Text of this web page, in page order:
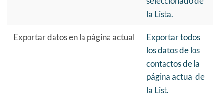
la Lista.
Exportar datos en la página actual
Exportar todos
los datos de los
contactos de la
página actual de
la List.